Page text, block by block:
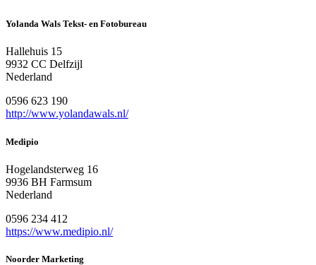
Yolanda Wals Tekst- en Fotobureau
Hallehuis 15
9932 CC Delfzijl
Nederland
0596 623 190
http://www.yolandawals.nl/
Medipio
Hogelandsterweg 16
9936 BH Farmsum
Nederland
0596 234 412
https://www.medipio.nl/
Noorder Marketing